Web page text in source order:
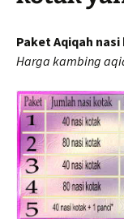
Paket Aqiqah
Harga kambing